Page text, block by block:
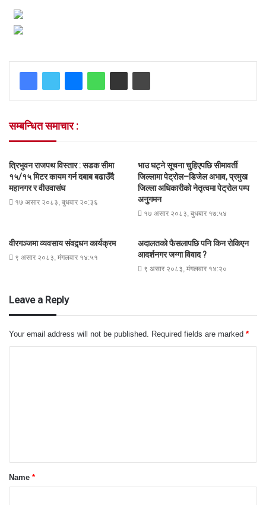
सम्बन्धित समाचार :
त्रिभुवन राजपथ विस्तार : सडक सीमा
१५/१५ मिटर कायम गर्न दबाब बढाउँदै
महानगर र वीउवासंघ
१७ असार २०८३, बुधबार २०:३६
भाउ घट्ने सूचना चुहिएपछि सीमावर्ती
जिल्लामा पेट्रोल–डिजेल अभाव, प्रमुख
जिल्ला अधिकारीको नेतृत्वमा पेट्रोल पम्प
अनुगमन
१७ असार २०८३, बुधबार १७:५४
वीरगञ्जमा व्यवसाय संवद्र्धन कार्यक्रम
९ असार २०८३, मंगलवार १४:५१
अदालतको फैसलापछि पनि किन रोकिएन
आदर्शनगर जग्गा विवाद ?
९ असार २०८३, मंगलवार १४:२०
Leave a Reply
Your email address will not be published. Required fields are marked *
t
*
Name *